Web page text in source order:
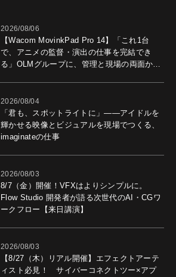
2026/08/06
【Wacom MovinkPad Pro 14】「これ1台
で、アニメの監督・演出の仕事を完結でき
る」OLMグループに、管理と現場の両面から
2026/08/04
「君も、スポットライトに」――アイドルを
輝かせる映像とビジュアルを現場でつくる、
imaginateの仕事
2026/08/03
8/7（金）開催！VFXはよりシンプルに。
Flow Studio 開発者が語る次世代のAI・CGワ
ークフロー【来日講演】
2026/08/03
【8/27（木）リアル開催】エフェクトアーテ
ィスト必見！ サイバーコネクトツー×アプ